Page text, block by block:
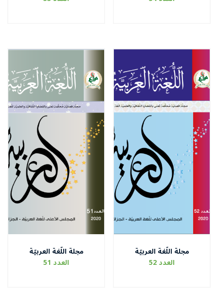
مجلة اللّغة العربيّة
العدد 52
مجلة اللّغة العربيّة
العدد 51